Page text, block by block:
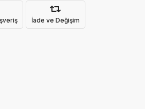
İade ve Değişim